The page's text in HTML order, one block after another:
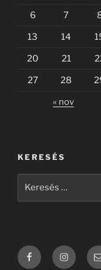
6 7
13 14
20 21
27 28
« nov
KERESÉS
Facebook